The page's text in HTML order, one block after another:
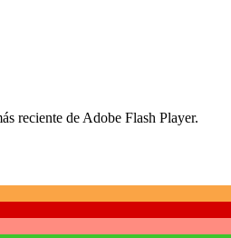
reciente de Adobe Flash Player.